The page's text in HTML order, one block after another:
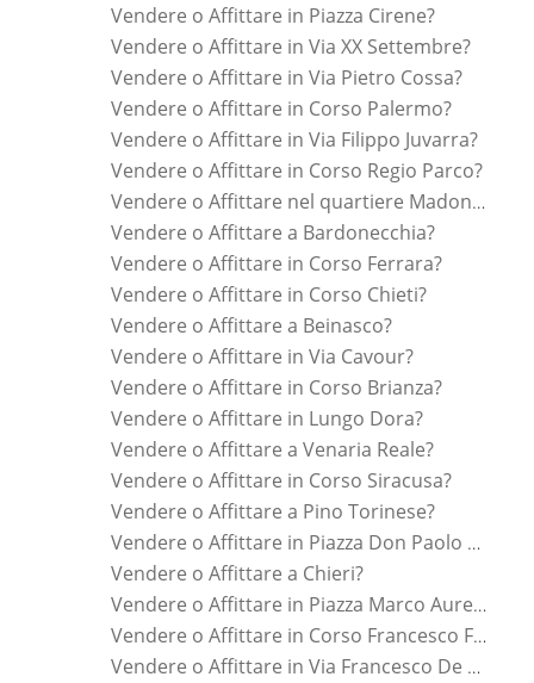
Vendere o Affittare in Piazza Cirene?
Vendere o Affittare in Via XX Settembre?
Vendere o Affittare in Via Pietro Cossa?
Vendere o Affittare in Corso Palermo?
Vendere o Affittare in Via Filippo Juvarra?
Vendere o Affittare in Corso Regio Parco?
Vendere o Affittare nel quartiere Madonna Del Pilone?
Vendere o Affittare a Bardonecchia?
Vendere o Affittare in Corso Ferrara?
Vendere o Affittare in Corso Chieti?
Vendere o Affittare a Beinasco?
Vendere o Affittare in Via Cavour?
Vendere o Affittare in Corso Brianza?
Vendere o Affittare in Lungo Dora?
Vendere o Affittare a Venaria Reale?
Vendere o Affittare in Corso Siracusa?
Vendere o Affittare a Pino Torinese?
Vendere o Affittare in Piazza Don Paolo Albera?
Vendere o Affittare a Chieri?
Vendere o Affittare in Piazza Marco Aurelio?
Vendere o Affittare in Corso Francesco Ferrucci?
Vendere o Affittare in Via Francesco De Sanctis?